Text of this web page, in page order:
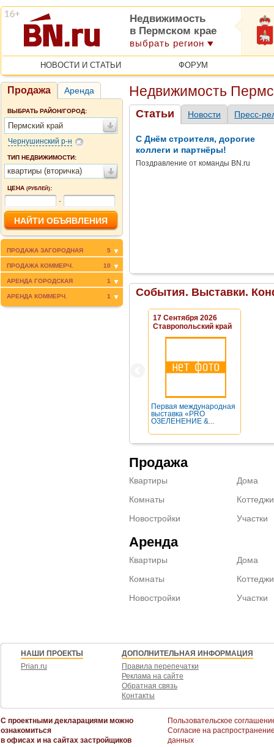
Недвижимость
в Пермском крае
выбрать регион
НОВОСТИ И СТАТЬИ ФОРУМ
Продажа Аренда
ВЫБРАТЬ РАЙОН/ГОРОД:
Пермский край
Чернушинский р-н
ТИП НЕДВИЖИМОСТИ:
квартиры (вторичка)
ЦЕНА (РУБЛЕЙ):
-
ПРОДАЖА ЗАГОРОДНАЯ 5
ПРОДАЖА КОММЕРЧ. 10
АРЕНДА ГОРОДСКАЯ 1
АРЕНДА КОММЕРЧ. 1
Недвижимость
Статьи Новости Пресс-
С Днём строителя, дорогие
коллеги и партнёры!
Поздравление от команды BN.ru
События. Выставки.
17 Сентября 2026
Ставропольский край
Первая международная
выставка «PRO
ОЗЕЛЕНЕНИЕ &...
Продажа
Квартиры
Комнаты
Новостройки
Дома
Коттеджи
Участки
Аренда
Квартиры
Комнаты
Новостройки
Дома
Коттеджи
Участки
НАШИ ПРОЕКТЫ
Prian.ru
ДОПОЛНИТЕЛЬНАЯ ИНФОРМАЦИЯ
Правила перепечатки
Реклама на сайте
Обратная связь
Контакты
С проектными декларациями можно
ознакомиться
в офисах и на сайтах застройщиков
Пользовательское
Согласие на
данных